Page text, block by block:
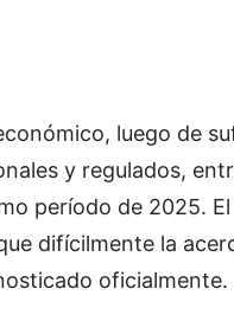
luego de
y regulados,
período de 2025.
difícilmente la
oficialmente.